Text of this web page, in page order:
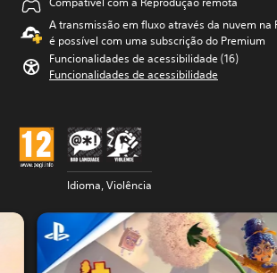
A transmissão em fluxo através da nuvem na
é possível com uma subscrição do Premium
Funcionalidades de acessibilidade (16)
Funcionalidades de acessibilidade
Idioma, Violência